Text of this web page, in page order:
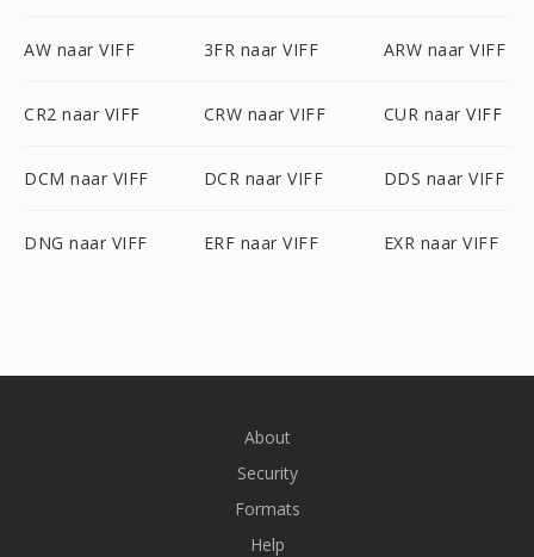
AW naar VIFF 3FR naar VIFF ARW naar VIFF
CR2 naar VIFF CRW naar VIFF CUR naar VIFF
DCM naar VIFF DCR naar VIFF DDS naar VIFF
DNG naar VIFF ERF naar VIFF EXR naar VIFF
About
Security
Formats
Help